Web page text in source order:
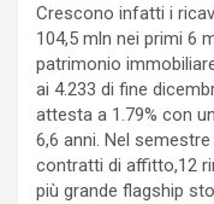
Crescono infatti i
104,5 mln nei primi 6
patrimonio
ai 4.233 di fine
attesta a 1.79% con
6,6 anni. Nel
contratti di affitto,12
più grande flagship